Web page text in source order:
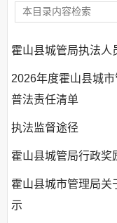
霍山县城管局执法人
2026年度霍山县城市
普法责任清单
执法监督途径
霍山县城管局行政奖
霍山县城市管理局关
示